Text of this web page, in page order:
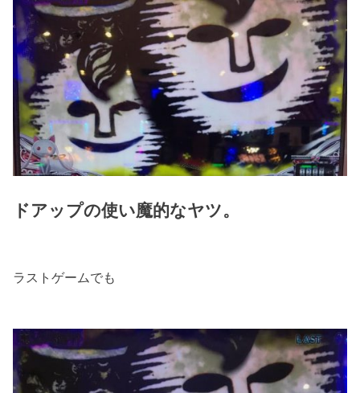
ドアップの使い魔的なヤツ。
ラストゲームでも